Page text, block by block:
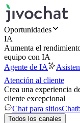
Oportunidades
IA
Aumenta el
equipo con IA
Agente de IA
Atención al cliente
Crea una experiencia
cliente excepcional
Chat para sitios
Todos los canales